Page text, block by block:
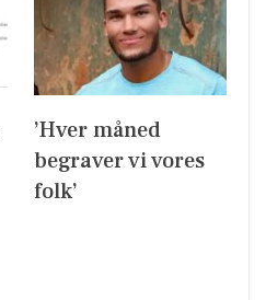
’Hver måned
begraver vi vores
folk’